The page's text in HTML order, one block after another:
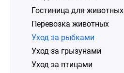
Гостиница для животных
Перевозка животных
Уход за рыбками
Уход за грызунами
Уход за птицами